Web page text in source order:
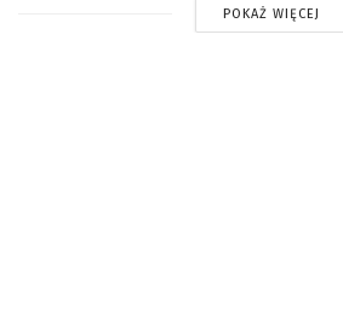
POKAŻ WIĘCEJ